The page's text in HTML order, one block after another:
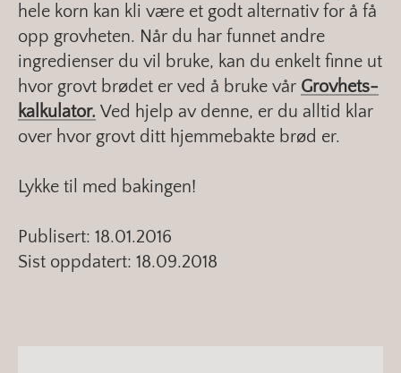
hele korn kan kli være et godt alternativ for å få
opp grovheten. Når du har funnet andre
ingredienser du vil bruke, kan du enkelt finne ut
hvor grovt brødet er ved å bruke vår Grovhets-
kalkulator. Ved hjelp av denne, er du alltid klar
over hvor grovt ditt hjemmebakte brød er.
Lykke til med bakingen!
Publisert: 18.01.2016
Sist oppdatert: 18.09.2018